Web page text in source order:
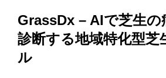
GrassDx – AIで芝生の
診断する地域特化型芝
ル